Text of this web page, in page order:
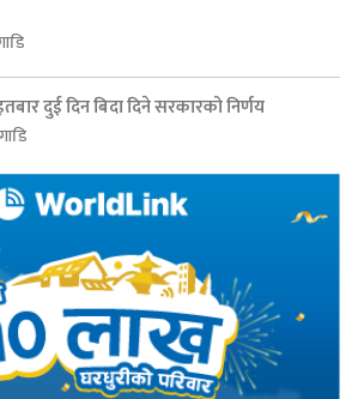
दुई दिन बिदा दिने सरकारको निर्णय